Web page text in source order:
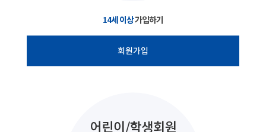
14세 이상가입하기
회원가입